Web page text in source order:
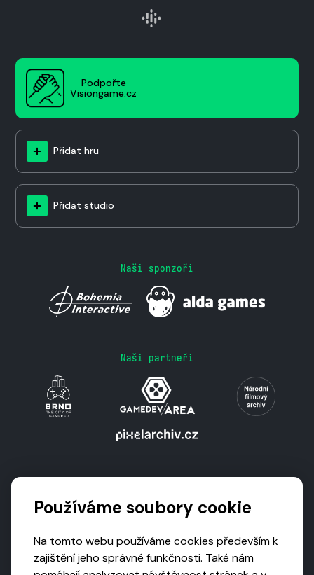
Podpořte
Visiongame.cz
Přidat hru
Přidat studio
Naši sponzoři
Naši partneři
Používáme soubory cookie
Na tomto webu používáme cookies především k
zajištění jeho správné funkčnosti. Také nám